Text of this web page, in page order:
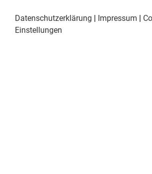
Datenschutzerklärung Impressum
Einstellungen